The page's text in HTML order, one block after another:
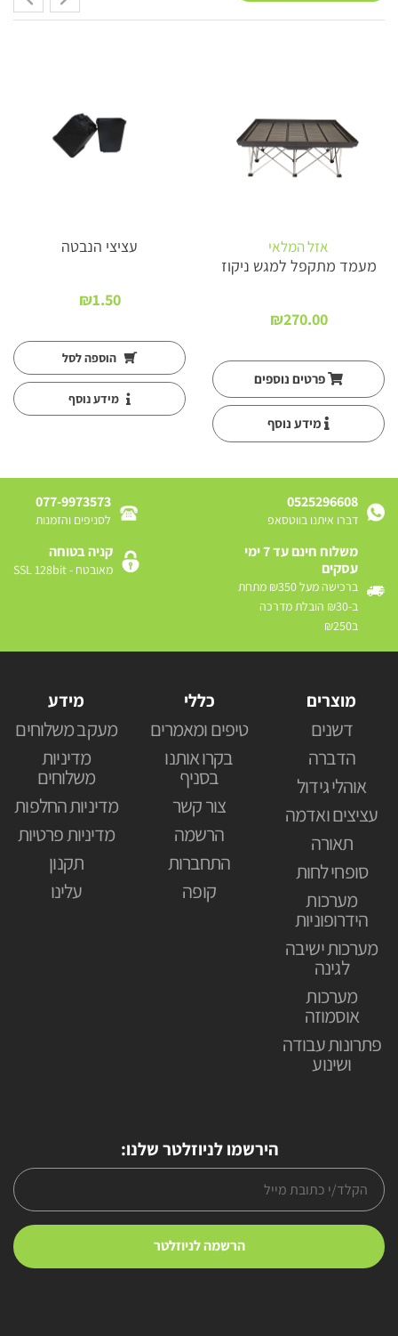
אזל המלאי
מעמד מתקפל למגש ניקוז
₪270.00
פרטים נוספים
מידע נוסף
עציצי הנבטה
₪1.50
הוספה לסל
מידע נוסף
0525296608
דברו איתנו בווטסאפ
077-9973573
לסניפים והזמנות
משלוח חינם עד 7 ימי
עסקים
ברכישה מעל ₪350 מתחת
ב-₪30 הובלת מדרכה
ב₪250
קניה בטוחה
מאובטח - SSL 128bit
מוצרים
דשנים
הדברה
אוהלי גידול
עציצים ואדמה
תאורה
סופחי לחות
מערכות
הידרופוניות
מערכות ישיבה
לגינה
מערכות
אוסמוזה
פתרונות עבודה
ושינוע
כללי
טיפים ומאמרים
בקרו אותנו
בסניף
צור קשר
הרשמה
התחברות
קופה
מידע
מעקב משלוחים
מדיניות
משלוחים
מדיניות החלפות
מדיניות פרטיות
תקנון
עלינו
הירשמו לניוזלטר שלנו: